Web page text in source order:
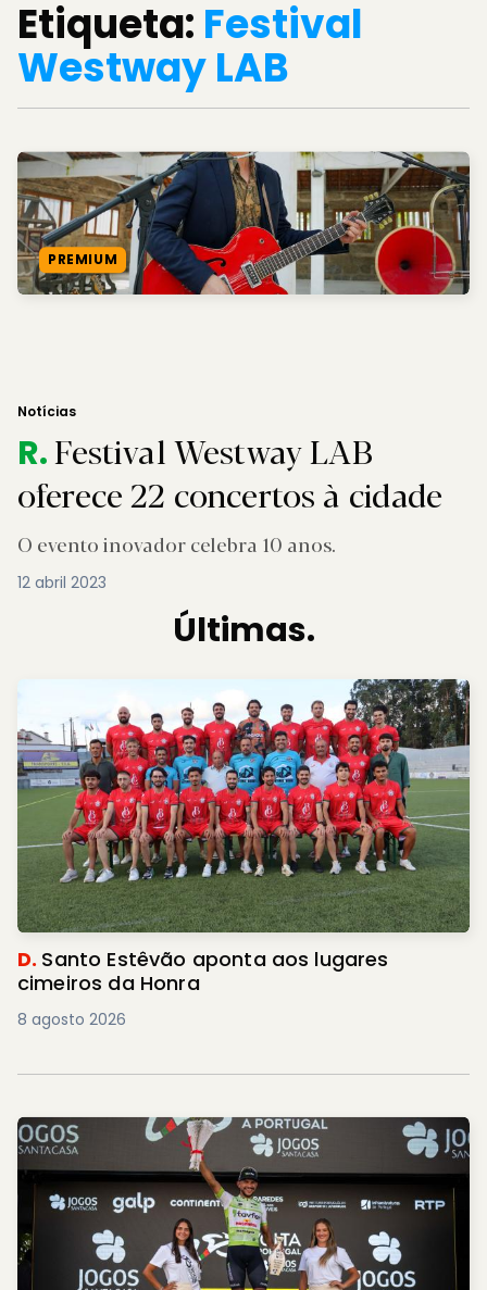
Etiqueta: Festival
Westway LAB
PREMIUM
Notícias
R.Festival Westway LAB
oferece 22 concertos à cidade
O evento inovador celebra 10 anos.
12 abril 2023
Últimas.
D. Santo Estêvão aponta aos lugares
cimeiros da Honra
8 agosto 2026